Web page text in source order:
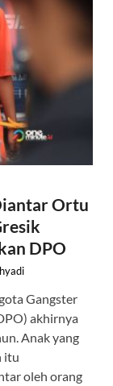
Ortu
DPO
Gangster
akhirnya
Anak yang
itu
oleh orang